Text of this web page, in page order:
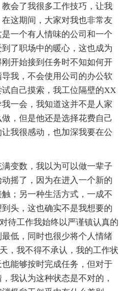
会了我很多工作技巧，让我
这期间，大家对我也非常友
一个有人情味的公司和一个
了职场中的暖心，这也成为
开始接到任务时不知如何开
我，不会使用公司的办公软
自己摸索，我工位隔壁的XX
一会，我知道这并不是人家
，但是他还是选择花费自己
我很感动，也加深我要在公
变数，我以为可以做一辈子
摇了，因为在进入一个新的
；另一种生活方式，一成不
头，这也确实不是我想要的
待工作我始终以严谨镇认真的
低，同时也很少将个人情绪
，我不得不承认，我的工作状
能够按时完成任务，但对于
我认为这种状态是不对的，